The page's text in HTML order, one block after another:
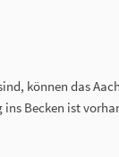
können das
Becken ist